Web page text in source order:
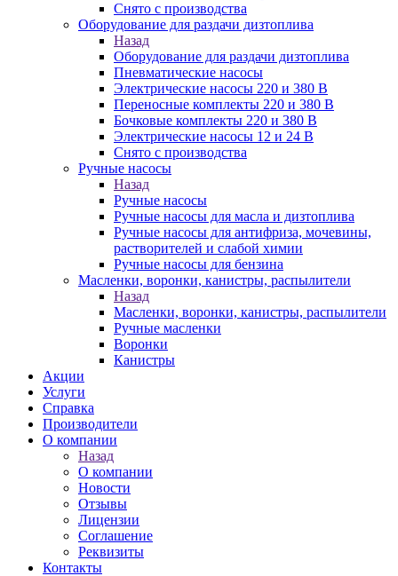
Снято с производства
Оборудование для раздачи дизтоплива
Назад
Оборудование для раздачи дизтоплива
Пневматические насосы
Электрические насосы 220 и 380 В
Переносные комплекты 220 и 380 В
Бочковые комплекты 220 и 380 В
Электрические насосы 12 и 24 В
Снято с производства
Ручные насосы
Назад
Ручные насосы
Ручные насосы для масла и дизтоплива
Ручные насосы для антифриза, мочевины,
растворителей и слабой химии
Ручные насосы для бензина
Масленки, воронки, канистры, распылители
Назад
Масленки, воронки, канистры, распылители
Ручные масленки
Воронки
Канистры
Акции
Услуги
Справка
Производители
О компании
Назад
О компании
Новости
Отзывы
Лицензии
Соглашение
Реквизиты
Контакты